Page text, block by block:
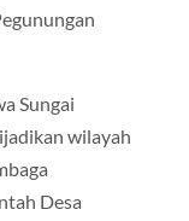
Sungai
wilayah
Desa